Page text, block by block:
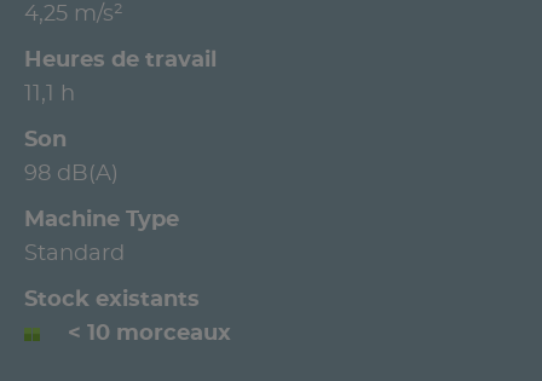
4,25 m/s²
Heures de travail
11,1 h
Son
98 dB(A)
Machine Type
Standard
Stock existants
< 10 morceaux